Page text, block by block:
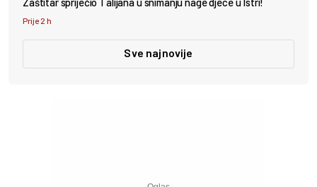
Prije 2 h
Sve najnovije